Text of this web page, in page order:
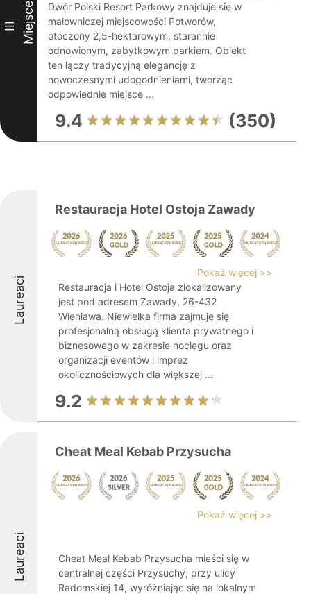
III Miejsce
Dwór Polski Resort Parkowy znajduje się w
malowniczej miejscowości Potworów,
otoczony 2,5-hektarowym, starannie
odnowionym, zabytkowym parkiem. Obiekt
ten łączy tradycyjną elegancję z
nowoczesnymi udogodnieniami, tworząc
odpowiednie miejsce ...
9.4 (350)
Laureaci
Restauracja Hotel Ostoja Zawady
Pokaż więcej >>
Restauracja i Hotel Ostoja zlokalizowany
jest pod adresem Zawady, 26-432
Wieniawa. Niewielka firma zajmuje się
profesjonalną obsługą klienta prywatnego i
biznesowego w zakresie noclegu oraz
organizacji eventów i imprez
okolicznościowych dla większej ...
9.2
Laureaci
Cheat Meal Kebab Przysucha
Pokaż więcej >>
Cheat Meal Kebab Przysucha mieści się w
centralnej części Przysuchy, przy ulicy
Radomskiej 14, wyróżniając się na lokalnym